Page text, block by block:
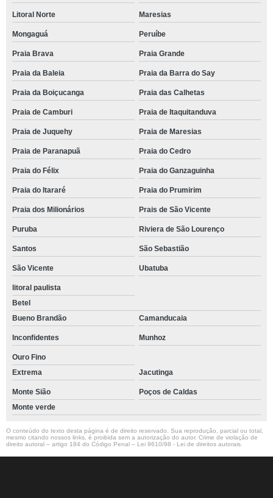
Litoral Norte Maresias
Mongaguá Peruíbe
Praia Brava Praia Grande
Praia da Baleia Praia da Barra do Say
Praia da Boiçucanga Praia das Calhetas
Praia de Camburi Praia de Itaquitanduva
Praia de Juquehy Praia de Maresias
Praia de Paranapuã Praia do Cedro
Praia do Félix Praia do Ganzaguinha
Praia do Itararé Praia do Prumirim
Praia dos Milionários Prais de São Vicente
Puruba Riviera de São Lourenço
Santos São Sebastião
São Vicente Ubatuba
litoral paulista
Betel
Bueno Brandão
Camanducaia
Inconfidentes Munhoz
Ouro Fino
Extrema
Jacutinga
Monte Sião
Poços de Caldas
Monte verde
O conteúdo do texto desta página é de direito reservado. Sua reprodução, parcial ou total,
mesmo citando nossos links, é proibida sem a autorização do autor. Crime de violação de
direito autoral – artigo 184 do Código Penal – Lei 9610/98 - Lei de direitos autorais